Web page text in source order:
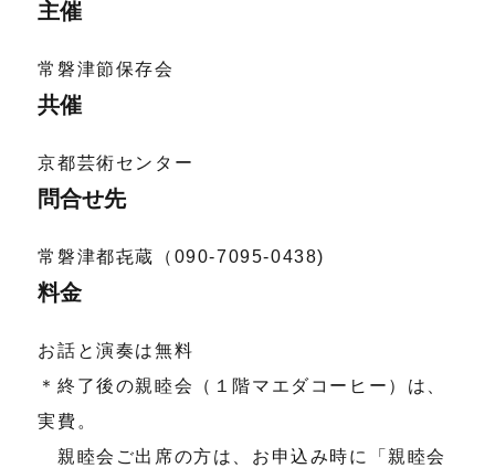
主催
常磐津節保存会
共催
京都芸術センター
問合せ先
常磐津都㐂蔵（090-7095-0438)
料金
お話と演奏は無料
＊終了後の親睦会（１階マエダコーヒー）は、
実費。
親睦会ご出席の方は、お申込み時に「親睦会